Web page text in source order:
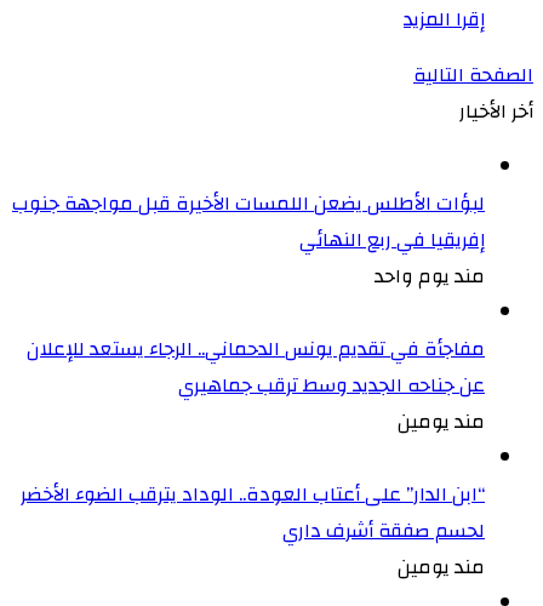
إقرا المزيد
الصفحة التالية
أخر الأخيار
لبؤات الأطلس يضعن اللمسات الأخيرة قبل مواجهة جنوب
إفريقيا في ربع النهائي
مند يوم واحد
مفاجأة في تقديم يونس الدحماني.. الرجاء يستعد للإعلان
عن جناحه الجديد وسط ترقب جماهيري
مند يومين
“ابن الدار” على أعتاب العودة.. الوداد يترقب الضوء الأخضر
لحسم صفقة أشرف داري
مند يومين